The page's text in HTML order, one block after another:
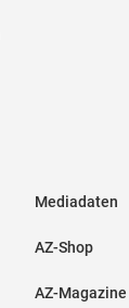
Mediadaten
AZ-Shop
AZ-Magazine